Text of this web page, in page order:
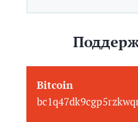
Bitcoin